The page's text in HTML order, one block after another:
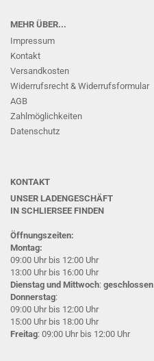
MEHR ÜBER...
Impressum
Kontakt
Versandkosten
Widerrufsrecht & Widerrufsformular
AGB
Zahlmöglichkeiten
Datenschutz
KONTAKT
UNSER LADENGESCHÄFT
IN SCHLIERSEE FINDEN
Öffnungszeiten:
Montag:
09:00 Uhr bis 12:00 Uhr
13:00 Uhr bis 16:00 Uhr
Dienstag und Mittwoch: geschlossen
Donnerstag:
09:00 Uhr bis 12:00 Uhr
15:00 Uhr bis 18:00 Uhr
Freitag: 09:00 Uhr bis 12:00 Uhr